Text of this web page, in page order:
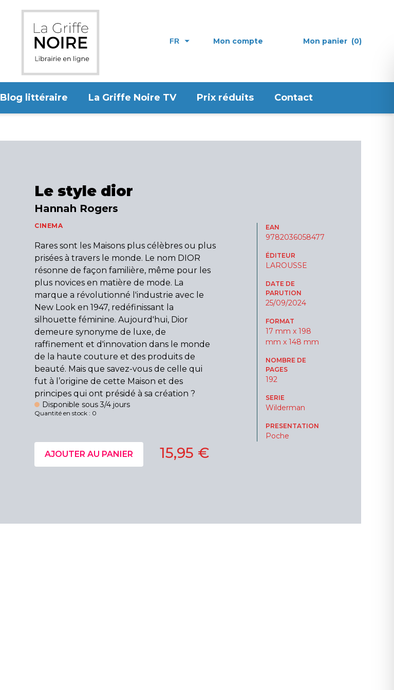
FR Mon compte Mon panier (0)
Blog littéraire La Griffe Noire TV Prix réduits Contact
Le style dior
Hannah Rogers
CINEMA
Rares sont les Maisons plus célèbres ou plus
prisées à travers le monde. Le nom DIOR
résonne de façon familière, même pour les
plus novices en matière de mode. La
marque a révolutionné l'industrie avec le
New Look en 1947, redéfinissant la
silhouette féminine. Aujourd'hui, Dior
demeure synonyme de luxe, de
raffinement et d'innovation dans le monde
de la haute couture et des produits de
beauté. Mais que savez-vous de celle qui
fut à l’origine de cette Maison et des
principes qui ont présidé à sa création ?
Disponible sous 3/4 jours
Quantité en stock : 0
EAN
9782036058477
ÉDITEUR
LAROUSSE
DATE DE
PARUTION
25/09/2024
FORMAT
17 mm x 198
mm x 148 mm
NOMBRE DE
PAGES
192
SERIE
Wilderman
PRESENTATION
Poche
15,95 €
AJOUTER AU PANIER